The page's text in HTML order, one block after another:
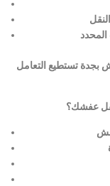
تستطيع التعامل
عفشك؟